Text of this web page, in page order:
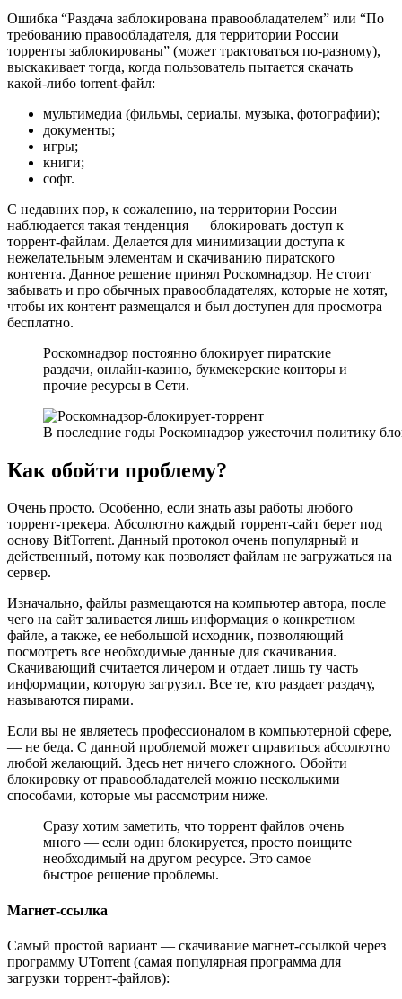
Ошибка “Раздача заблокирована правообладателем” или “По
требованию правообладателя, для территории России
торренты заблокированы” (может трактоваться по-разному),
выскакивает тогда, когда пользователь пытается скачать
какой-либо torrent-файл:
мультимедиа (фильмы, сериалы, музыка, фотографии);
документы;
игры;
книги;
софт.
С недавних пор, к сожалению, на территории России
наблюдается такая тенденция — блокировать доступ к
торрент-файлам. Делается для минимизации доступа к
нежелательным элементам и скачиванию пиратского
контента. Данное решение принял Роскомнадзор. Не стоит
забывать и про обычных правообладателях, которые не хотят,
чтобы их контент размещался и был доступен для просмотра
бесплатно.
Роскомнадзор постоянно блокирует пиратские
раздачи, онлайн-казино, букмекерские конторы и
прочие ресурсы в Сети.
В последние годы Роскомнадзор ужесточил политику
Как обойти проблему?
Очень просто. Особенно, если знать азы работы любого
торрент-трекера. Абсолютно каждый торрент-сайт берет под
основу BitTorrent. Данный протокол очень популярный и
действенный, потому как позволяет файлам не загружаться на
сервер.
Изначально, файлы размещаются на компьютер автора, после
чего на сайт заливается лишь информация о конкретном
файле, а также, ее небольшой исходник, позволяющий
посмотреть все необходимые данные для скачивания.
Скачивающий считается личером и отдает лишь ту часть
информации, которую загрузил. Все те, кто раздает раздачу,
называются пирами.
Если вы не являетесь профессионалом в компьютерной сфере,
— не беда. С данной проблемой может справиться абсолютно
любой желающий. Здесь нет ничего сложного. Обойти
блокировку от правообладателей можно несколькими
способами, которые мы рассмотрим ниже.
Сразу хотим заметить, что торрент файлов очень
много — если один блокируется, просто поищите
необходимый на другом ресурсе. Это самое
быстрое решение проблемы.
Магнет-ссылка
Самый простой вариант — скачивание магнет-ссылкой через
программу UTorrent (самая популярная программа для
загрузки торрент-файлов):